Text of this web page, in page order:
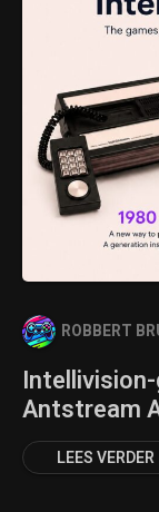
ROBBERT
Antstream
LEES VERDER